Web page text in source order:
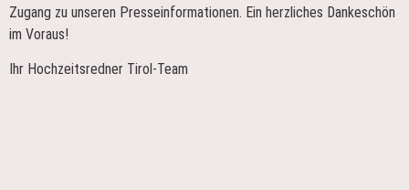
Zugang zu unseren Presseinformationen. Ein herzliches Dankeschön
im Voraus!
Ihr Hochzeitsredner Tirol-Team